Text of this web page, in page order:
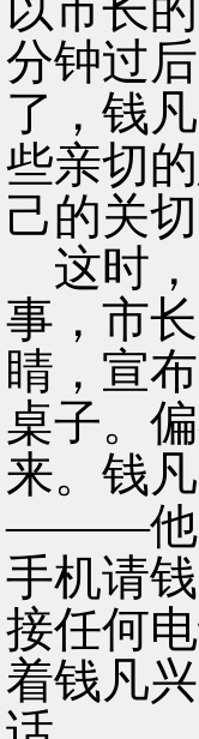
分钟过
了，钱
些亲切
己的关切
这时，
事，市
睛，宣
桌子。
来。钱
———他
手机请
接任何
着钱凡